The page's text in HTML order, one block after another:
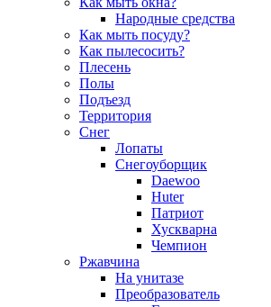
Народные средства
Как мыть посуду?
Как пылесосить?
Плесень
Полы
Подъезд
Территория
Снег
Лопаты
Снегоуборщик
Daewoo
Huter
Патриот
Хускварна
Чемпион
Ржавчина
На унитазе
Преобразователь